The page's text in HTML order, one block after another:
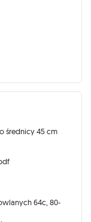
średnicy 45 cm
64c, 80-